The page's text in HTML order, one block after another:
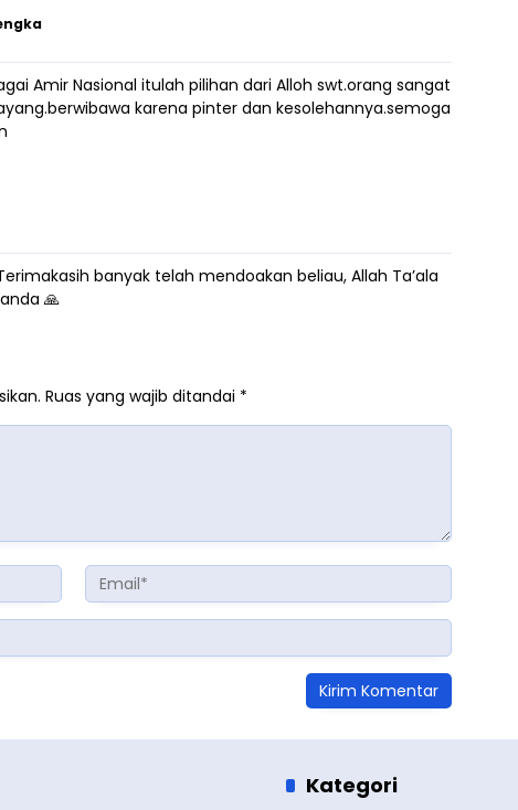
Amir Nasional itulah pilihan dari Alloh swt.orang sangat
karena pinter dan kesolehannya.semoga
banyak telah mendoakan beliau, Allah Ta’ala
🙏
Ruas yang wajib ditandai *
Kategori